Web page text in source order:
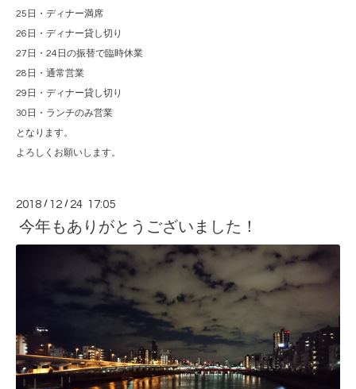
25日・ディナー満席
26日・ディナー貸し切り
27日・24日の振替で臨時休業
28日・通常営業
29日・ディナー貸し切り
30日・ランチのみ営業
となります。
よろしくお願いします。
2018 / 12 / 24 17:05
今年もありがとうございました！